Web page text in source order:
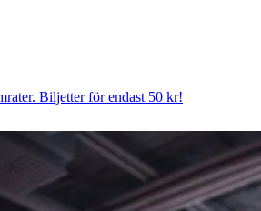
Biljetter för endast 50 kr!